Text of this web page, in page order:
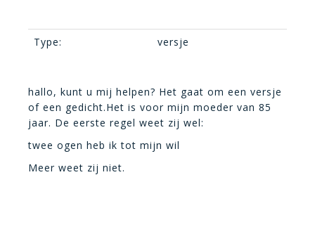
Type: versje
hallo, kunt u mij helpen? Het gaat om een versje
of een gedicht.Het is voor mijn moeder van 85
jaar. De eerste regel weet zij wel:
twee ogen heb ik tot mijn wil
Meer weet zij niet.